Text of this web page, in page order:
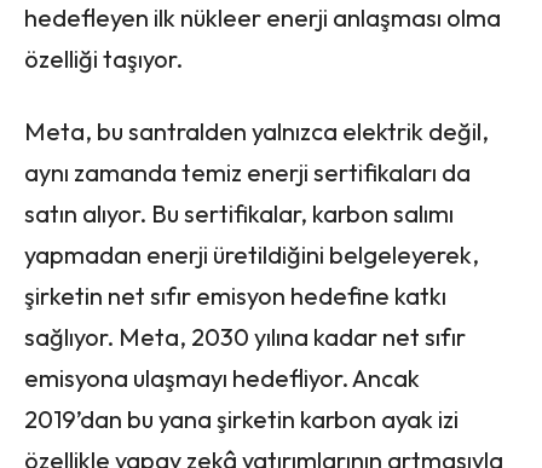
hedefleyen ilk nükleer enerji anlaşması olma
özelliği taşıyor.
Meta, bu santralden yalnızca elektrik değil,
aynı zamanda temiz enerji sertifikaları da
satın alıyor. Bu sertifikalar, karbon salımı
yapmadan enerji üretildiğini belgeleyerek,
şirketin net sıfır emisyon hedefine katkı
sağlıyor. Meta, 2030 yılına kadar net sıfır
emisyona ulaşmayı hedefliyor. Ancak
2019’dan bu yana şirketin karbon ayak izi
özellikle yapay zekâ yatırımlarının artmasıyla